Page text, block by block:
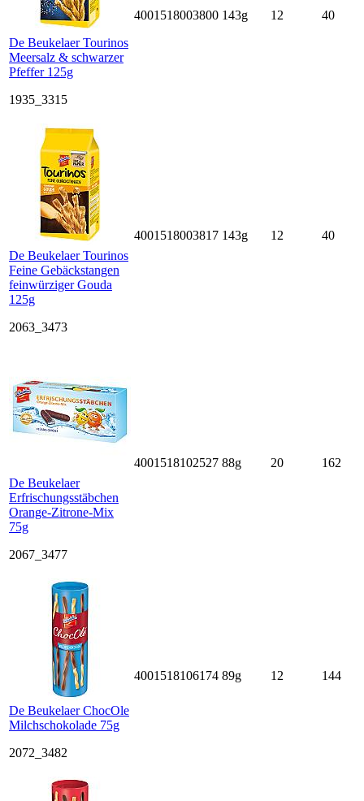
De Beukelaer Tourinos
Meersalz & schwarzer
Pfeffer 125g
1935_3315
4001518003800 143g 12 40
De Beukelaer Tourinos
Feine Gebäckstangen
feinwürziger Gouda
125g
2063_3473
4001518003817 143g 12 40
De Beukelaer
Erfrischungsstäbchen
Orange-Zitrone-Mix
75g
2067_3477
4001518102527 88g 20 162
De Beukelaer ChocOle
Milchschokolade 75g
2072_3482
4001518106174 89g 12 144